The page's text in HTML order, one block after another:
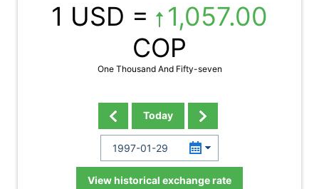
1 USD =
1,057.00
COP
One Thousand And Fifty-seven
Today
View historical exchange rate